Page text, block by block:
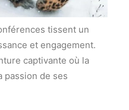
tissent un
et engagement.
captivante où la
passion de ses